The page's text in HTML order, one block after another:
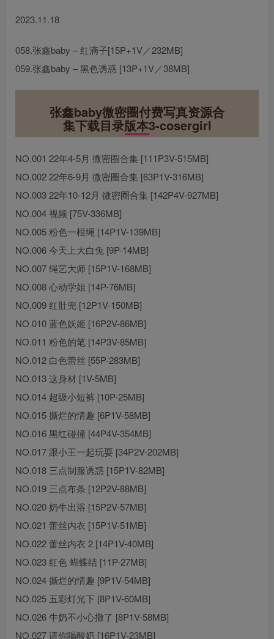
2023.11.18
058.张鑫baby – 红滴子[15P+1V／232MB]
059.张鑫baby – 黑色诱惑 [13P+1V／38MB]
张鑫baby微密圈付费写真资源合
集下载目录版本3-cosergirl
NO.001 22年4-5月 微密圈合集 [111P3V-515MB]
NO.002 22年6-9月 微密圈合集 [63P1V-316MB]
NO.003 22年10-12月 微密圈合集 [142P4V-927MB]
NO.004 视频 [75V-336MB]
NO.005 粉色一根绳 [14P1V-139MB]
NO.006 今天上大白兔 [9P-14MB]
NO.007 绳艺大师 [15P1V-168MB]
NO.008 心动学姐 [14P-76MB]
NO.009 红肚兜 [12P1V-150MB]
NO.010 蓝色妖姬 [16P2V-86MB]
NO.011 粉色的笔 [14P3V-85MB]
NO.012 白色蕾丝 [55P-283MB]
NO.013 这身材 [1V-5MB]
NO.014 超级小短裤 [10P-25MB]
NO.015 撕烂的情趣 [6P1V-58MB]
NO.016 黑红碰撞 [44P4V-354MB]
NO.017 跟小王一起玩耍 [34P2V-202MB]
NO.018 三点制服诱惑 [15P1V-82MB]
NO.019 三点布条 [12P2V-88MB]
NO.020 奶牛出浴 [15P2V-57MB]
NO.021 蕾丝内衣 [15P1V-51MB]
NO.022 蕾丝内衣 2 [14P1V-40MB]
NO.023 红色 蝴蝶结 [11P-27MB]
NO.024 撕烂的情趣 [9P1V-54MB]
NO.025 五彩灯光下 [8P1V-60MB]
NO.026 牛奶不小心撒了 [8P1V-58MB]
NO.027 请你喝酸奶 [16P1V-23MB]